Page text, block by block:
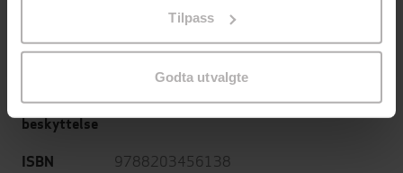
Tilpass
Godta utvalgte
DRM-
beskyttelse
Vannmerket
ISBN 9788203456138